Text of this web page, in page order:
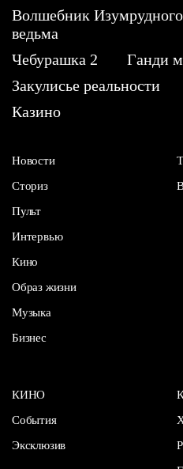
Волшебник Изумрудного
ведьма
Чебурашка 2
Ганди
Закулисье реальности
Казино
Новости
Сториз
Пульт
Интервью
Кино
Образ жизни
Музыка
Бизнес
КИНО
События
Эксклюзив